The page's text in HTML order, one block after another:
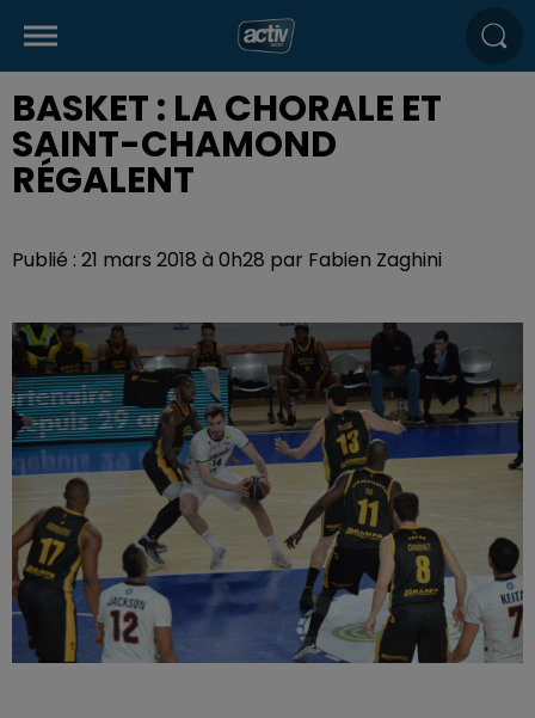
BASKET : LA CHORALE ET
SAINT-CHAMOND
RÉGALENT
Publié : 21 mars 2018 à 0h28 par Fabien Zaghini